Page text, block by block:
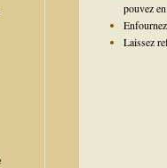
pouvez
Laissez